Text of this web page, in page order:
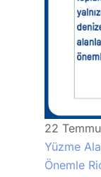
22
Yüzme
Önemle